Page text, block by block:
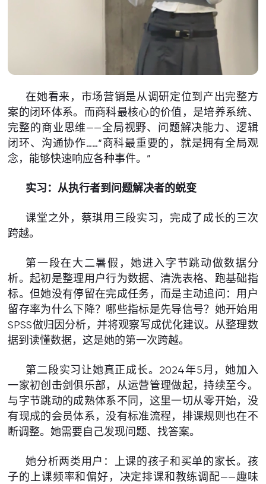
在她看来，市场营销是从调研定位到产出完整方
案的闭环体系。而商科最核心的价值，是培养系统、
完整的商业思维——全局视野、问题解决能力、逻辑
闭环、沟通协作……“商科最重要的，就是拥有全局观
念，能够快速响应各种事件。”
实习：从执行者到问题解决者的蜕变
课堂之外，蔡琪用三段实习，完成了成长的三次
跨越。
第一段在大二暑假，她进入字节跳动做数据分
析。起初是整理用户行为数据、清洗表格、跑基础指
标。但她没有停留在完成任务，而是主动追问：用户
留存率为什么下降？哪些指标是先导信号？她开始用
SPSS做归因分析，并将观察写成优化建议。从整理数
据到读懂数据，这是她的第一次跨越。
第二段实习让她真正成长。2024年5月，她加入
一家初创击剑俱乐部，从运营管理做起，持续至今。
与字节跳动的成熟体系不同，这里一切从零开始，没
有现成的会员体系，没有标准流程，排课规则也在不
断调整。她需要自己发现问题、找答案。
她分析两类用户：上课的孩子和买单的家长。孩
子的上课频率和偏好，决定排课和教练调配——趣味